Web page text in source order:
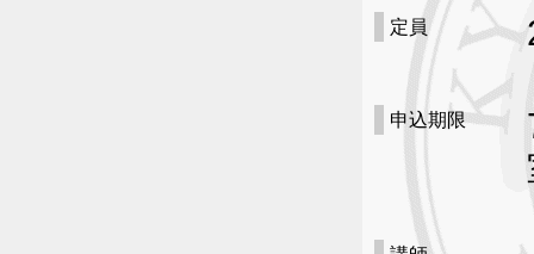
定員
申込期限